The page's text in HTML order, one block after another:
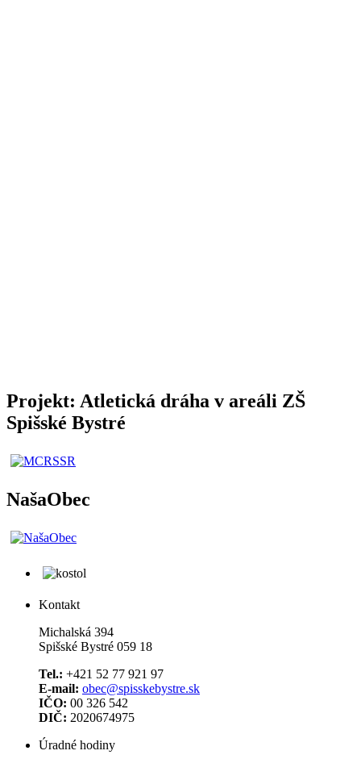
Projekt: Atletická dráha v areáli ZŠ
Spišské Bystré
NašaObec
Kontakt
Michalská 394
Spišské Bystré 059 18
Tel.: +421 52 77 921 97
E-mail: obec@spisskebystre.sk
IČO: 00 326 542
DIČ: 2020674975
Úradné hodiny